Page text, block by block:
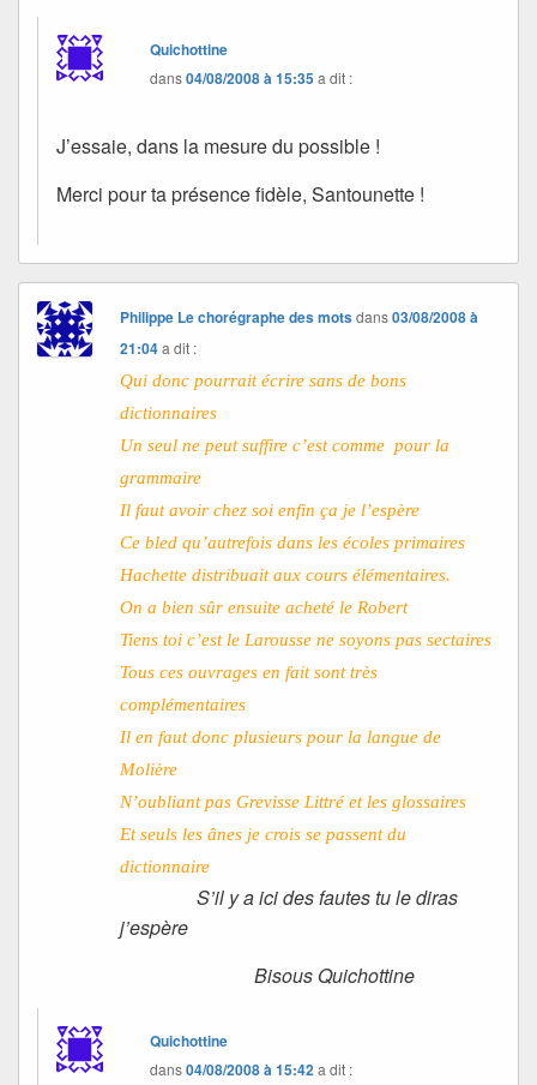
Quichottine
dans04/08/2008 à 15:35a dit :
J’essaie, dans la mesure du possible !
Merci pour ta présence fidèle, Santounette !
Philippe Le chorégraphe des motsdans03/08/2008 à
21:04 a dit :
Qui donc pourrait écrire sans de bons
dictionnaires
Un seul ne peut suffire c’est comme pour la
grammaire
Il faut avoir chez soi enfin ça je l’espère
Ce bled qu’autrefois dans les écoles primaires
Hachette distribuait aux cours élémentaires.
On a bien sûr ensuite acheté le Robert
Tiens toi c’est le Larousse ne soyons pas sectaires
Tous ces ouvrages en fait sont très
complémentaires
Il en faut donc plusieurs pour la langue de
Molière
N’oubliant pas Grevisse Littré et les glossaires
Et seuls les ânes je crois se passent du
dictionnaire
S’il y a ici des fautes tu le diras
j’espère
Bisous Quichottine
Quichottine
dans04/08/2008 à 15:42a dit :